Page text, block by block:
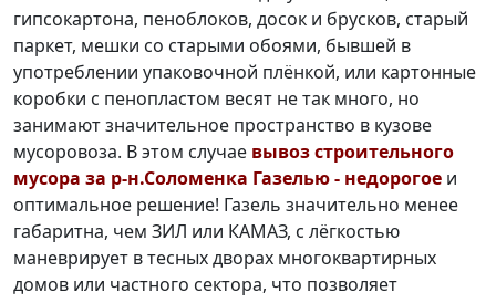
гипсокартона, пеноблоков, досок и брусков, старый
паркет, мешки со старыми обоями, бывшей в
употреблении упаковочной плёнкой, или картонные
коробки с пенопластом весят не так много, но
занимают значительное пространство в кузове
мусоровоза. В этом случае вывоз строительного
мусора за р-н.Соломенка Газелью - недорогое и
оптимальное решение! Газель значительно менее
габаритна, чем ЗИЛ или КАМАЗ, с лёгкостью
маневрирует в тесных дворах многоквартирных
домов или частного сектора, что позволяет